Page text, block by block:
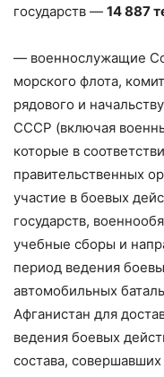
государств — 14 887
— военнослужащие
морского флота,
рядового и
СССР (включая
которые в
правительственных
участие в боевых
государств,
учебные сборы и
период ведения
автомобильных
Афганистан для
ведения боевых
состава,